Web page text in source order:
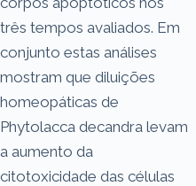
três tempos avaliados. Em
conjunto estas análises
mostram que diluições
homeopáticas de
Phytolacca decandra levam
a aumento da
citotoxicidade das células